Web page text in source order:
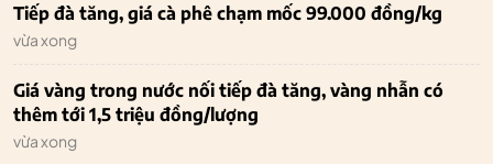
Tiếp đà tăng, giá cà phê chạm mốc 99.000 đồng/kg
vừa xong
Giá vàng trong nước nối tiếp đà tăng, vàng nhẫn có
thêm tới 1,5 triệu đồng/lượng
vừa xong